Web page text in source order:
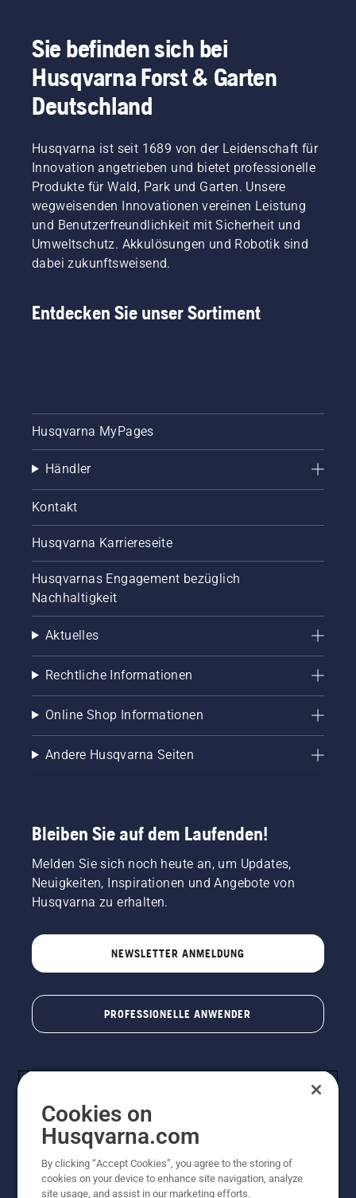
Sie befinden sich bei
Husqvarna Forst & Garten
Deutschland
Husqvarna ist seit 1689 von der Leidenschaft für
Innovation angetrieben und bietet professionelle
Produkte für Wald, Park und Garten. Unsere
wegweisenden Innovationen vereinen Leistung
und Benutzerfreundlichkeit mit Sicherheit und
Umweltschutz. Akkulösungen und Robotik sind
dabei zukunftsweisend.
Entdecken Sie unser Sortiment
Husqvarna MyPages
Händler
Kontakt
Husqvarna Karriereseite
Husqvarnas Engagement bezüglich
Nachhaltigkeit
Aktuelles
Rechtliche Informationen
Online Shop Informationen
Andere Husqvarna Seiten
Bleiben Sie auf dem Laufenden!
Melden Sie sich noch heute an, um Updates,
Neuigkeiten, Inspirationen und Angebote von
Husqvarna zu erhalten.
NEWSLETTER ANMELDUNG
PROFESSIONELLE ANWENDER
© Husqvarna AB (publ). Alle Rechte vorbehalten. Bei
Cookies on
Husqvarna.com
By clicking “Accept Cookies”, you agree to the storing of
cookies on your device to enhance site navigation, analyze
site usage, and assist in our marketing efforts.